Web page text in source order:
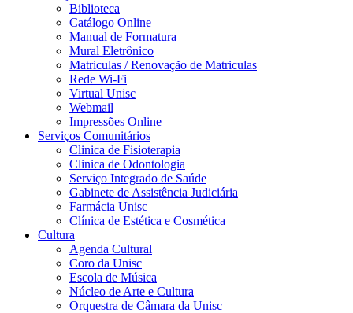
Biblioteca
Catálogo Online
Manual de Formatura
Mural Eletrônico
Matriculas / Renovação de Matriculas
Rede Wi-Fi
Virtual Unisc
Webmail
Impressões Online
Serviços Comunitários
Clinica de Fisioterapia
Clinica de Odontologia
Serviço Integrado de Saúde
Gabinete de Assistência Judiciária
Farmácia Unisc
Clínica de Estética e Cosmética
Cultura
Agenda Cultural
Coro da Unisc
Escola de Música
Núcleo de Arte e Cultura
Orquestra de Câmara da Unisc